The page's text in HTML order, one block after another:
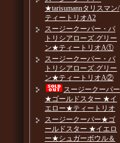
★tarisumannタリスマン/
ティートリオA2
スージークーパー・パ
トリシアローズ.グリー
ン★ティートリオA①
スージークーパー・パ
トリシアローズ.グリー
ン★ティートリオA②
スージークーパー
★ゴールドスター ★イ
エロー★ティートリオ
スージークーパー★ゴ
ールドスター ★イエロ
ー★シュガーボウル＆